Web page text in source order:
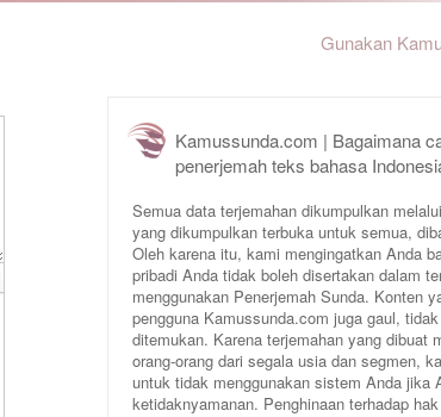
Gunakan
Kamussunda.com | Bagaimana
penerjemah teks bahasa
Semua data terjemahan dikumpulkan
yang dikumpulkan terbuka untuk semua,
Oleh karena itu, kami mengingatkan Anda
pribadi Anda tidak boleh disertakan dalam
menggunakan Penerjemah Sunda. Konten
pengguna Kamussunda.com juga gaul,
ditemukan. Karena terjemahan yang dibuat
orang-orang dari segala usia dan segmen,
untuk tidak menggunakan sistem Anda jika
ketidaknyamanan. Penghinaan terhadap